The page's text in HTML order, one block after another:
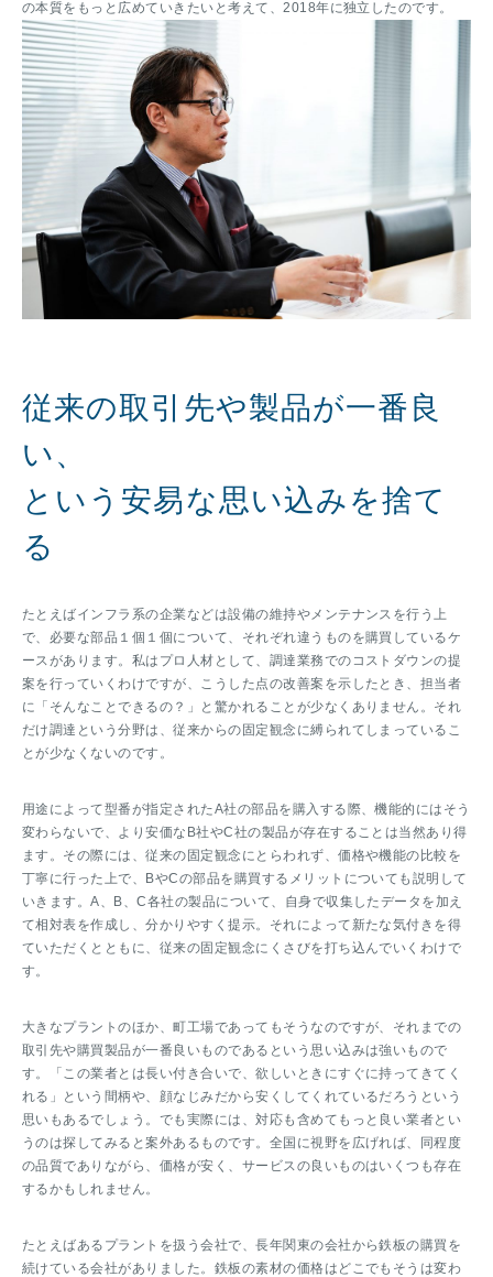
の本質をもっと広めていきたいと考えて、2018年に独立したのです。
従来の取引先や製品が一番良
い、
という安易な思い込みを捨て
る
たとえばインフラ系の企業などは設備の維持やメンテナンスを行う上
で、必要な部品１個１個について、それぞれ違うものを購買しているケ
ースがあります。私はプロ人材として、調達業務でのコストダウンの提
案を行っていくわけですが、こうした点の改善案を示したとき、担当者
に「そんなことできるの？」と驚かれることが少なくありません。それ
だけ調達という分野は、従来からの固定観念に縛られてしまっているこ
とが少なくないのです。
用途によって型番が指定されたA社の部品を購入する際、機能的にはそう
変わらないで、より安価なB社やC社の製品が存在することは当然あり得
ます。その際には、従来の固定観念にとらわれず、価格や機能の比較を
丁寧に行った上で、BやCの部品を購買するメリットについても説明して
いきます。A、B、C各社の製品について、自身で収集したデータを加え
て相対表を作成し、分かりやすく提示。それによって新たな気付きを得
ていただくとともに、従来の固定観念にくさびを打ち込んでいくわけで
す。
大きなプラントのほか、町工場であってもそうなのですが、それまでの
取引先や購買製品が一番良いものであるという思い込みは強いもので
す。「この業者とは長い付き合いで、欲しいときにすぐに持ってきてく
れる」という間柄や、顔なじみだから安くしてくれているだろうという
思いもあるでしょう。でも実際には、対応も含めてもっと良い業者とい
うのは探してみると案外あるものです。全国に視野を広げれば、同程度
の品質でありながら、価格が安く、サービスの良いものはいくつも存在
するかもしれません。
たとえばあるプラントを扱う会社で、長年関東の会社から鉄板の購買を
続けている会社がありました。鉄板の素材の価格はどこでもそうは変わ